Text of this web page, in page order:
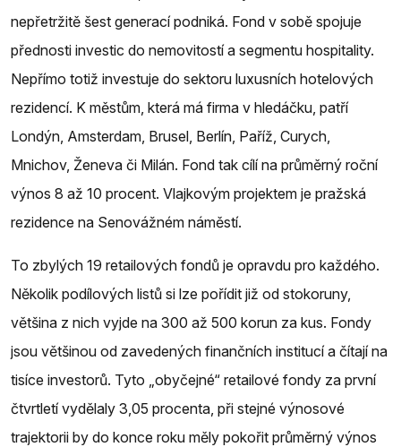
nepřetržitě šest generací podniká. Fond v sobě spojuje
přednosti investic do nemovitostí a segmentu hospitality.
Nepřímo totiž investuje do sektoru luxusních hotelových
rezidencí. K městům, která má firma v hledáčku, patří
Londýn, Amsterdam, Brusel, Berlín, Paříž, Curych,
Mnichov, Ženeva či Milán. Fond tak cílí na průměrný roční
výnos 8 až 10 procent. Vlajkovým projektem je pražská
rezidence na Senovážném náměstí.
To zbylých 19 retailových fondů je opravdu pro každého.
Několik podílových listů si lze pořídit již od stokoruny,
většina z nich vyjde na 300 až 500 korun za kus. Fondy
jsou většinou od zavedených finančních institucí a čítají na
tisíce investorů. Tyto „obyčejné“ retailové fondy za první
čtvrtletí vydělaly 3,05 procenta, při stejné výnosové
trajektorii by do konce roku měly pokořit průměrný výnos